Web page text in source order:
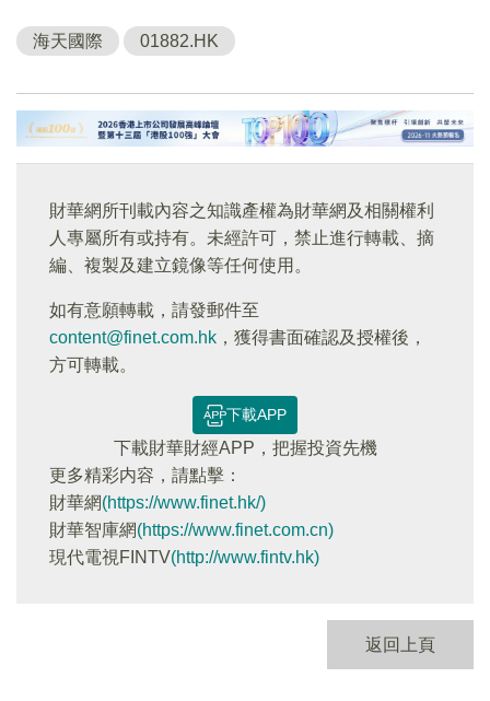
海天國際 01882.HK
財華網所刊載內容之知識產權為財華網及相關權利
人專屬所有或持有。未經許可，禁止進行轉載、摘
編、複製及建立鏡像等任何使用。
如有意願轉載，請發郵件至
content@finet.com.hk ，獲得書面確認及授權後，
方可轉載。
下載APP
下載財華財經APP，把握投資先機
更多精彩内容，請點擊：
財華網(https://www.finet.hk/)
財華智庫網(https://www.finet.com.cn)
現代電視FINTV(http://www.fintv.hk)
返回上頁